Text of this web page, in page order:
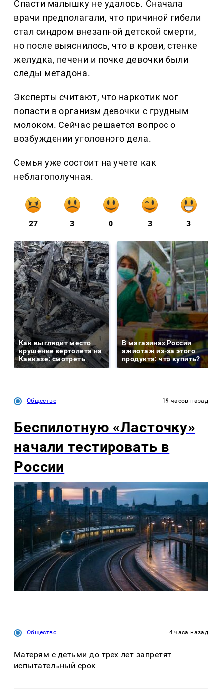
Спасти малышку не удалось. Сначала
врачи предполагали, что причиной гибели
стал синдром внезапной детской смерти,
но после выяснилось, что в крови, стенке
желудка, печени и почке девочки были
следы метадона.
Эксперты считают, что наркотик мог
попасти в организм девочки с грудным
молоком. Сейчас решается вопрос о
возбуждении уголовного дела.
Семья уже состоит на учете как
неблагополучная.
27 3 0 3 3
Как выглядит место
крушение вертолета на
Кавказе: смотреть
В магазинах России
ажиотаж из-за этого
продукта: что купить?
Общество 19 часов назад
Беспилотную «Ласточку»
начали тестировать в
России
Общество 4 часа назад
Матерям с детьми до трех лет запретят
испытательный срок